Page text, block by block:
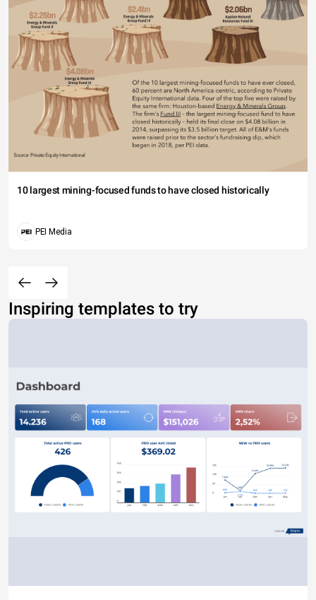
10 largest mining-focused funds to have closed historically
PEI Media
Inspiring templates to try